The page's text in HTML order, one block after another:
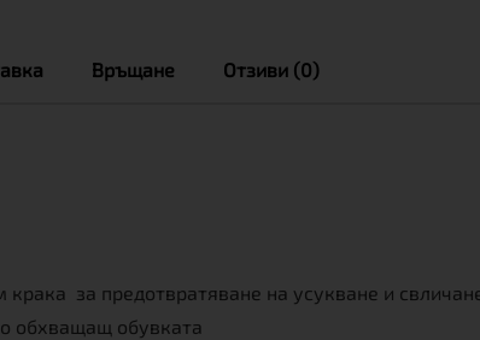
Връщане Отзиви (0)
за предотвратяване на усукване и
обхващащ обувката